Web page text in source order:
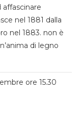
nel 1881 dalla
nel 1883. non è
di legno
ore 15.30